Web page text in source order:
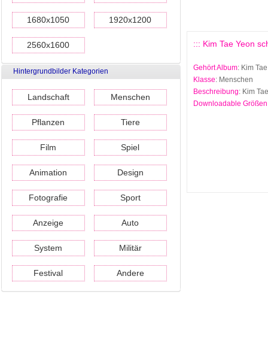
1680x1050 1920x1200
2560x1600
Hintergrundbilder Kategorien
Landschaft Menschen
Pflanzen Tiere
Film Spiel
Animation Design
Fotografie Sport
Anzeige Auto
System Militär
Festival Andere
::: Kim Tae Yeon
Gehört Album: Kim
Klasse: Menschen
Beschreibung: Kim
Downloadable Größen